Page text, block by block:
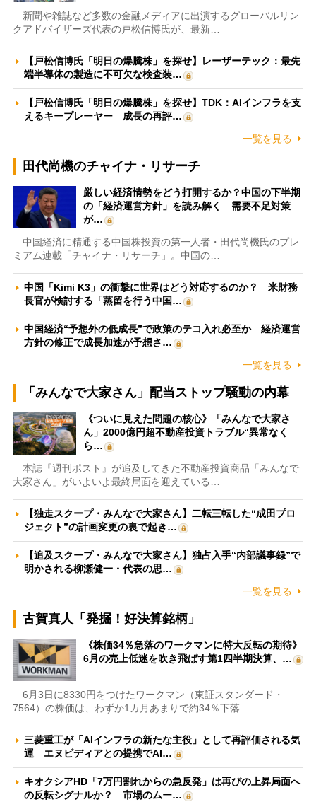
新聞や雑誌など多数の金融メディアに出演するグローバルリン
クアドバイザーズ代表の戸松信博氏が、最新…
【戸松信博氏「明日の爆騰株」を探せ】レーザーテック：最先
端半導体の製造に不可欠な検査装…
【戸松信博氏「明日の爆騰株」を探せ】TDK：AIインフラを支
えるキープレーヤー 成長の再評…
一覧を見る
田代尚機のチャイナ・リサーチ
厳しい経済情勢をどう打開するか？中国の下半期
の「経済運営方針」を読み解く 需要不足対策
が…
中国経済に精通する中国株投資の第一人者・田代尚機氏のプレ
ミアム連載「チャイナ・リサーチ」。中国の…
中国「Kimi K3」の衝撃に世界はどう対応するのか？ 米財務
長官が検討する「蒸留を行う中国…
中国経済“予想外の低成長”で政策のテコ入れ必至か 経済運営
方針の修正で成長加速が予想さ…
一覧を見る
「みんなで大家さん」配当ストップ騒動の内幕
《ついに見えた問題の核心》「みんなで大家さ
ん」2000億円超不動産投資トラブル“異常なく
ら…
本誌『週刊ポスト』が追及してきた不動産投資商品「みんなで
大家さん」がいよいよ最終局面を迎えている…
【独走スクープ・みんなで大家さん】二転三転した“成田プロ
ジェクト”の計画変更の裏で起き…
【追及スクープ・みんなで大家さん】独占入手“内部議事録”で
明かされる柳瀬健一・代表の思…
一覧を見る
古賀真人「発掘！好決算銘柄」
《株価34％急落のワークマンに特大反転の期待》
6月の売上低迷を吹き飛ばす第1四半期決算、…
6月3日に8330円をつけたワークマン（東証スタンダード・
7564）の株価は、わずか1カ月あまりで約34％下落…
三菱重工が「AIインフラの新たな主役」として再評価される気
運 エヌビディアとの提携でAI…
キオクシアHD「7万円割れからの急反発」は再びの上昇局面へ
の反転シグナルか？ 市場のムー…